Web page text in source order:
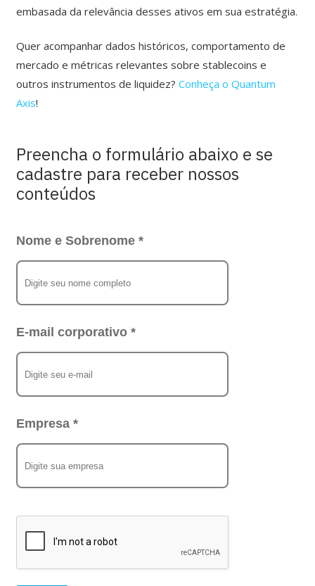
embasada da relevância desses ativos em sua estratégia.
Quer acompanhar dados históricos, comportamento de
mercado e métricas relevantes sobre stablecoins e
outros instrumentos de liquidez? Conheça o Quantum
Axis!
Preencha o formulário abaixo e se
cadastre para receber nossos
conteúdos